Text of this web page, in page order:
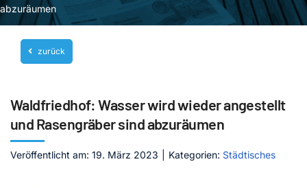
Blog
Unternehmen
Mediathek
Jetzt abonnieren
Kontakt
abzuräumen
zurück
Waldfriedhof: Wasser wird wieder angestellt
und Rasengräber sind abzuräumen
Veröffentlicht am: 19. März 2023 Kategorien: Städtisches